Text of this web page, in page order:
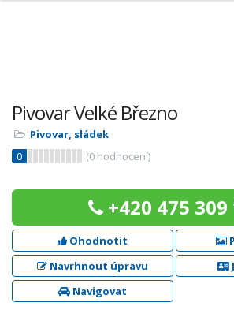
Pivovar Velké Březno
Pivovar, sládek
0
(0 hodnocení)
+420 475 309
Ohodnotit
Navrhnout úpravu
Navigovat